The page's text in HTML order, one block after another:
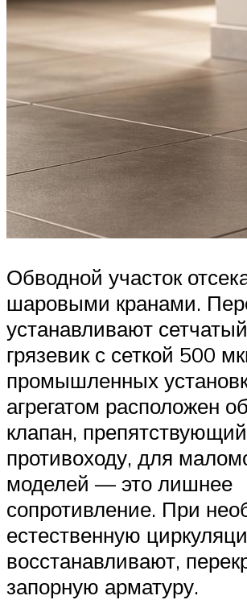
Обводной участок
шаровыми кранами.
устанавливают
грязевик с сеткой 500
промышленных
агрегатом расположен
клапан, препятствующий
противоходу, для
моделей — это лишнее
сопротивление. При
естественную
восстанавливают,
запорную арматуру.